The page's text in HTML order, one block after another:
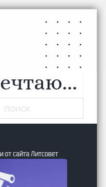
от сайта Литсовет